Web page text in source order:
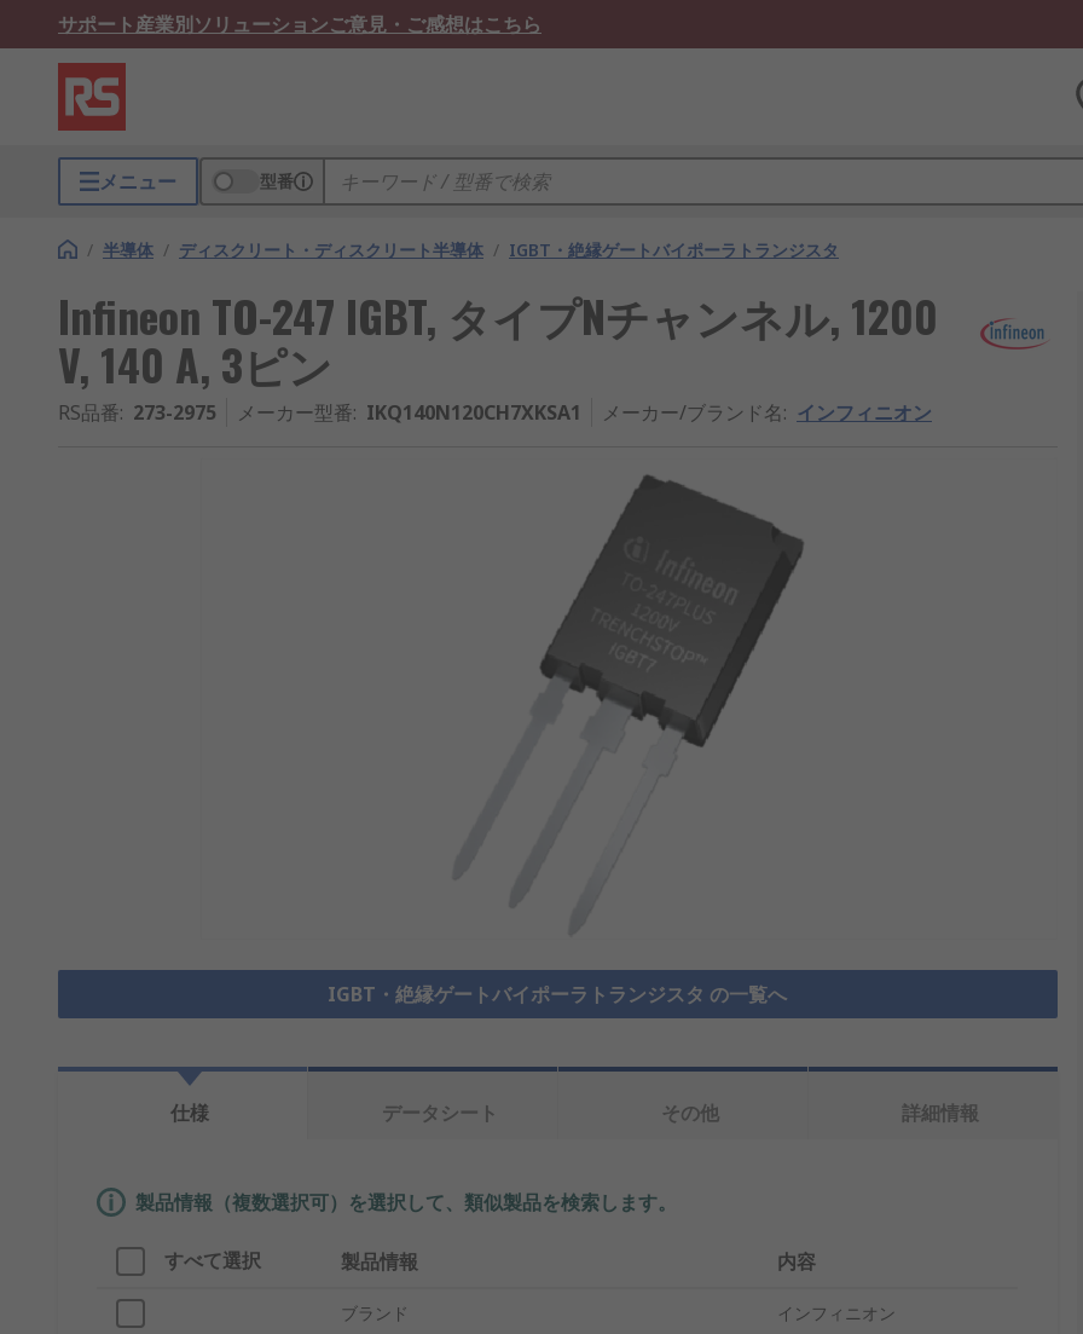
サポート産業別ソリューションご意見・ご感想はこちら
メニュー 型番
/ 半導体 / ディスクリート・ディスクリート半導体 / IGBT・絶縁ゲートバイポーラトランジスタ
Infineon TO-247 IGBT, タイプNチャンネル, 1200
V, 140 A, 3ピン
RS品番: 273-2975 メーカー型番: IKQ140N120CH7XKSA1 メーカー/ブランド名: インフィニオン
IGBT・絶縁ゲートバイポーラトランジスタ の一覧へ
仕様 データシート その他 詳細情報
製品情報（複数選択可）を選択して、類似製品を検索します。
すべて選択 製品情報 内容
ブランド インフィニオン